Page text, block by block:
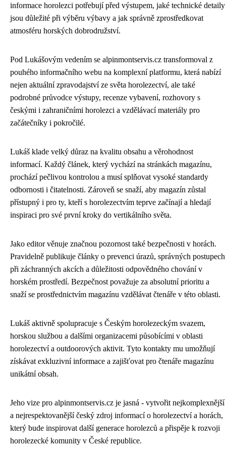
informace horolezci potřebují před výstupem, jaké technické detaily
jsou důležité při výběru výbavy a jak správně zprostředkovat
atmosféru horských dobrodružství.
Pod Lukášovým vedením se alpinmontservis.cz transformoval z
pouhého informačního webu na komplexní platformu, která nabízí
nejen aktuální zpravodajství ze světa horolezectví, ale také
podrobné průvodce výstupy, recenze vybavení, rozhovory s
českými i zahraničními horolezci a vzdělávací materiály pro
začátečníky i pokročilé.
Lukáš klade velký důraz na kvalitu obsahu a věrohodnost
informací. Každý článek, který vychází na stránkách magazínu,
prochází pečlivou kontrolou a musí splňovat vysoké standardy
odbornosti i čitatelnosti. Zároveň se snaží, aby magazín zůstal
přístupný i pro ty, kteří s horolezectvím teprve začínají a hledají
inspiraci pro své první kroky do vertikálního světa.
Jako editor věnuje značnou pozornost také bezpečnosti v horách.
Pravidelně publikuje články o prevenci úrazů, správných postupech
při záchranných akcích a důležitosti odpovědného chování v
horském prostředí. Bezpečnost považuje za absolutní prioritu a
snaží se prostřednictvím magazínu vzdělávat čtenáře v této oblasti.
Lukáš aktivně spolupracuje s Českým horolezeckým svazem,
horskou službou a dalšími organizacemi působícími v oblasti
horolezectví a outdoorových aktivit. Tyto kontakty mu umožňují
získávat exkluzivní informace a zajišťovat pro čtenáře magazínu
unikátní obsah.
Jeho vize pro alpinmontservis.cz je jasná - vytvořit nejkomplexnější
a nejrespektovanější český zdroj informací o horolezectví a horách,
který bude inspirovat další generace horolezců a přispěje k rozvoji
horolezecké komunity v České republice.